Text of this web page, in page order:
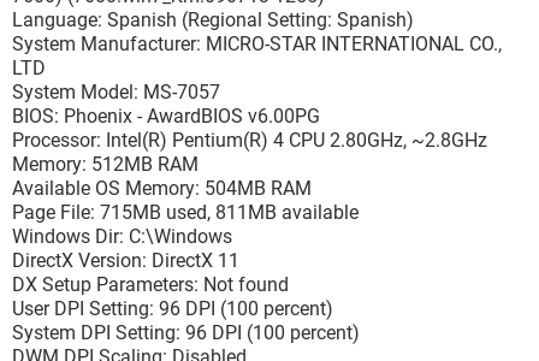
Direct3D: 0/4 (retail)
DirectDraw: 0/4 (retail)
DirectInput: 0/5 (retail)
DirectMusic: 0/5 (retail)
DirectPlay: 0/9 (retail)
DirectSound: 0/5 (retail)
DirectShow: 0/6 (retail)
---------------
Display Devices
---------------
Card name: Tarjeta gráfica VGA estándar
Manufacturer: (Tipos de pantalla estándar)
Chip type: Intel(r)845G/845GL/845GE/845GV Graphics Chip
Language: Spanish (Regional Setting: Spanish)
System Manufacturer: MICRO-STAR INTERNATIONAL CO.,
LTD
System Model: MS-7057
BIOS: Phoenix - AwardBIOS v6.00PG
Processor: Intel(R) Pentium(R) 4 CPU 2.80GHz, ~2.8GHz
Memory: 512MB RAM
Available OS Memory: 504MB RAM
Page File: 715MB used, 811MB available
Windows Dir: C:\Windows
DirectX Version: DirectX 11
DX Setup Parameters: Not found
User DPI Setting: 96 DPI (100 percent)
System DPI Setting: 96 DPI (100 percent)